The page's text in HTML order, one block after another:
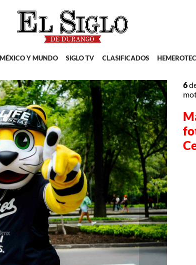
MÉXICO Y MUNDO SIGLO TV CLASIFICADOS
6